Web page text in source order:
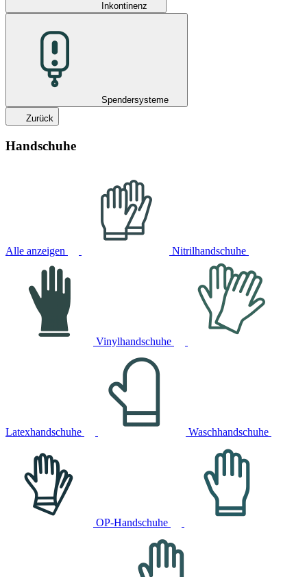
Inkontinenz
Spendersysteme
Zurück
Handschuhe
Alle anzeigen Nitrilhandschuhe
Vinylhandschuhe
Latexhandschuhe Waschhandschuhe
OP-Handschuhe